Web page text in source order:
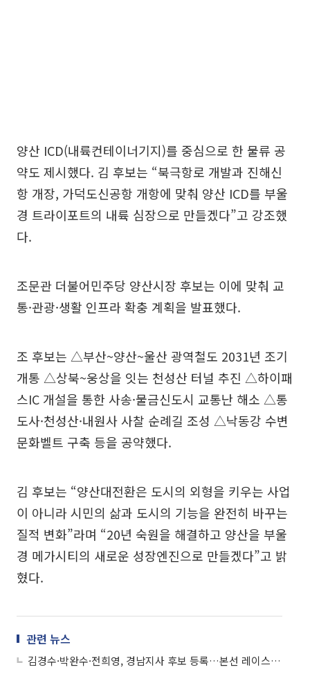
양산 ICD(내륙컨테이너기지)를 중심으로 한 물류 공
약도 제시했다. 김 후보는 “북극항로 개발과 진해신
항 개장, 가덕도신공항 개항에 맞춰 양산 ICD를 부울
경 트라이포트의 내륙 심장으로 만들겠다”고 강조했
다.
조문관 더불어민주당 양산시장 후보는 이에 맞춰 교
통·관광·생활 인프라 확충 계획을 발표했다.
조 후보는 △부산~양산~울산 광역철도 2031년 조기
개통 △상북~웅상을 잇는 천성산 터널 추진 △하이패
스IC 개설을 통한 사송·물금신도시 교통난 해소 △통
도사·천성산·내원사 사찰 순례길 조성 △낙동강 수변
문화벨트 구축 등을 공약했다.
김 후보는 “양산대전환은 도시의 외형을 키우는 사업
이 아니라 시민의 삶과 도시의 기능을 완전히 바꾸는
질적 변화”라며 “20년 숙원을 해결하고 양산을 부울
경 메가시티의 새로운 성장엔진으로 만들겠다”고 밝
혔다.
관련 뉴스
김경수·박완수·전희영, 경남지사 후보 등록…본선 레이스 시작